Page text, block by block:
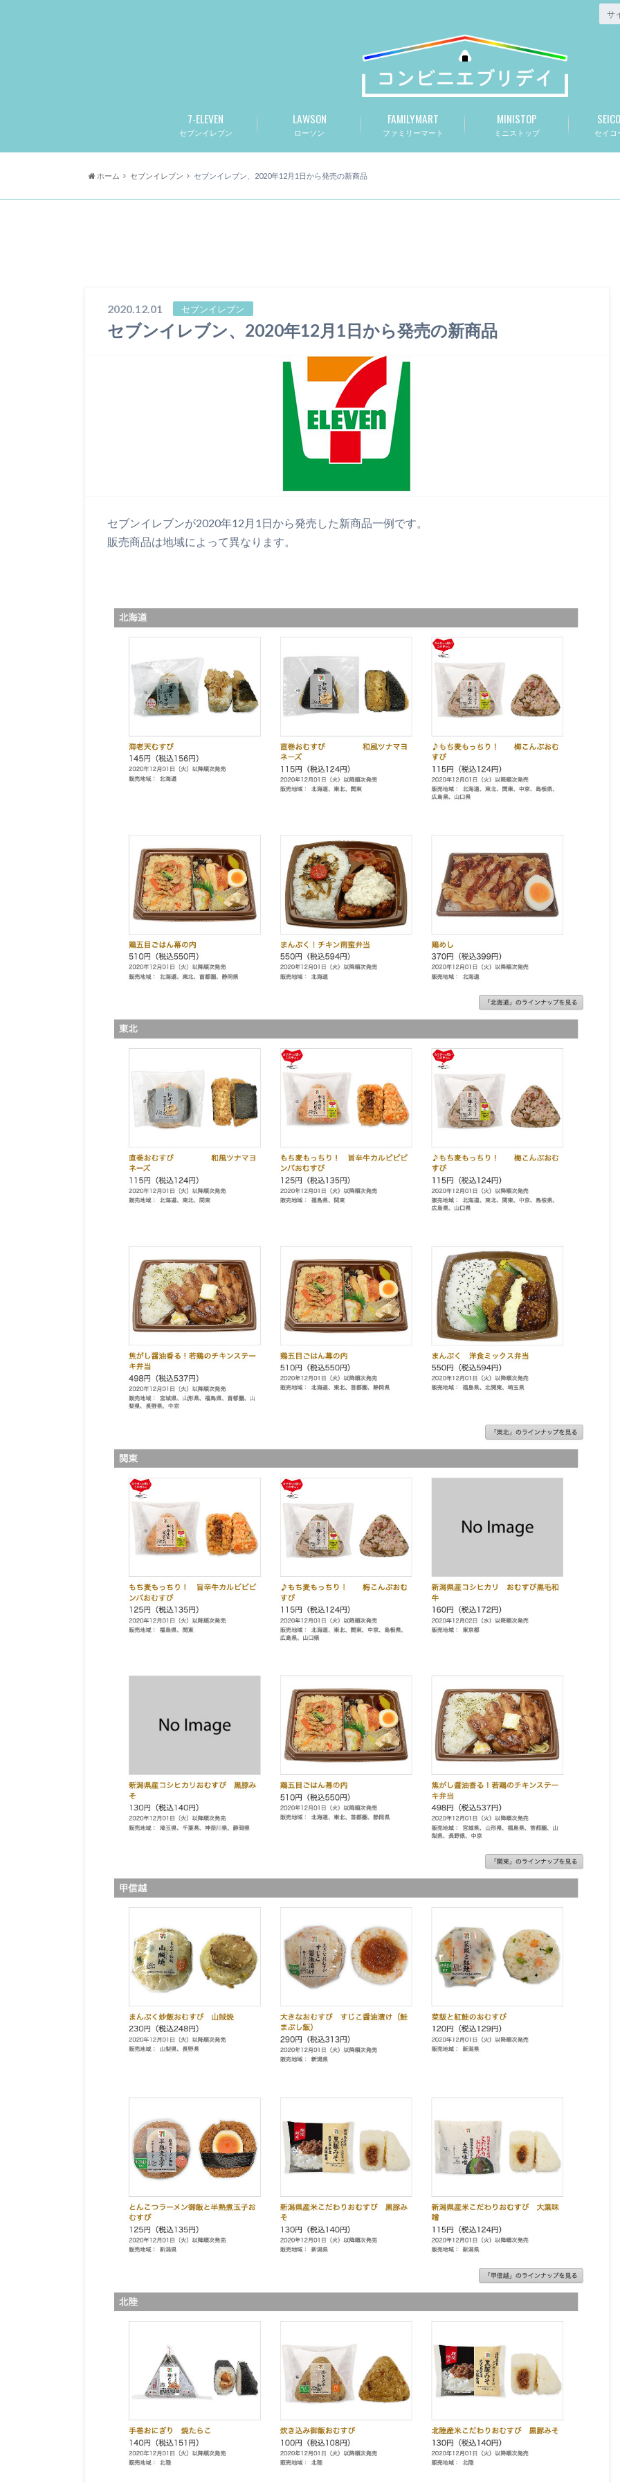
セブンイレブン
7-ELEVEN
ローソン
LAWSON
ファミリーマート
FAMILYMART
ミニストップ
MINISTOP
セイコ
ホーム セブンイレブン セブンイレブン、2020年12月1日から発売の新商品
2020.12.01 セブンイレブン
セブンイレブン、2020年12月1日から発売の新商品
セブンイレブンが2020年12月1日から発売した新商品一例です。
販売商品は地域によって異なります。